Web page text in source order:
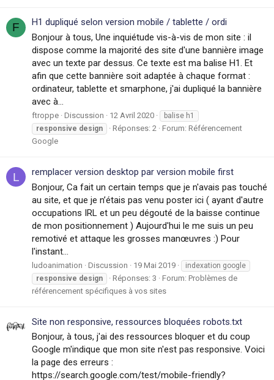
F
H1 dupliqué selon version mobile / tablette / ordi
Bonjour à tous, Une inquiétude vis-à-vis de mon site : il
dispose comme la majorité des site d'une bannière image
avec un texte par dessus. Ce texte est ma balise H1. Et
afin que cette bannière soit adaptée à chaque format :
ordinateur, tablette et smarphone, j'ai dupliqué la bannière
avec à...
ftroppe Discussion 12 Avril 2020
balise h1
responsive design Réponses: 2 Forum: Référencement
Google
L
remplacer version desktop par version mobile first
Bonjour, Ca fait un certain temps que je n'avais pas touché
au site, et que je n’étais pas venu poster ici ( ayant d'autre
occupations IRL et un peu dégouté de la baisse continue
de mon positionnement ) Aujourd'hui le me suis un peu
remotivé et attaque les grosses manœuvres :) Pour
l'instant...
ludoanimation Discussion 19 Mai 2019
indexation google
responsive design Réponses: 3 Forum: Problèmes de
référencement spécifiques à vos sites
Site non responsive, ressources bloquées robots.txt
Bonjour, à tous, j'ai des ressources bloquer et du coup
Google m'indique que mon site n'est pas responsive. Voici
la page des erreurs :
https://search.google.com/test/mobile-friendly?